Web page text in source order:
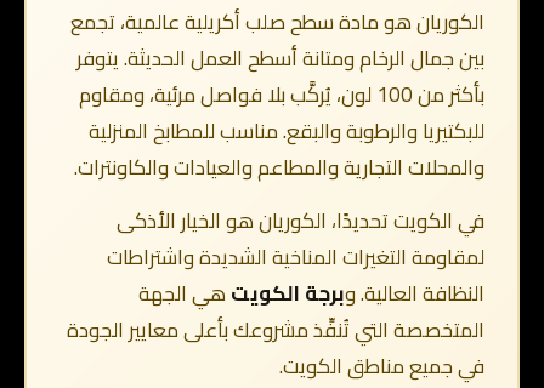
الكوريان هو مادة سطح صلب أكريلية عالمية، تجمع
بين جمال الرخام ومتانة أسطح العمل الحديثة. يتوفر
بأكثر من 100 لون، يُركَّب بلا فواصل مرئية، ومقاوم
للبكتيريا والرطوبة والبقع. مناسب للمطابخ المنزلية
والمحلات التجارية والمطاعم والعيادات والكاونترات.
في الكويت تحديدًا، الكوريان هو الخيار الأذكى
لمقاومة التغيرات المناخية الشديدة واشتراطات
النظافة العالية. وبرجة الكويتهي الجهة
المتخصصة التي تُنفِّذ مشروعك بأعلى معايير الجودة
في جميع مناطق الكويت.